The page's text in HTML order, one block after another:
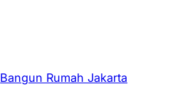
Bangun Rumah Jakarta